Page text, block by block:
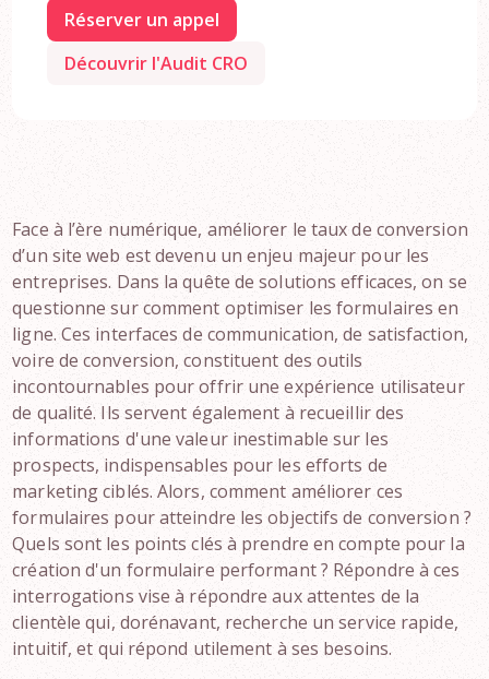
Réserver un appel
Découvrir l'Audit CRO
Face à l’ère numérique, améliorer le taux de conversion
d’un site web est devenu un enjeu majeur pour les
entreprises. Dans la quête de solutions efficaces, on se
questionne sur comment optimiser les formulaires en
ligne. Ces interfaces de communication, de satisfaction,
voire de conversion, constituent des outils
incontournables pour offrir une expérience utilisateur
de qualité. Ils servent également à recueillir des
informations d'une valeur inestimable sur les
prospects, indispensables pour les efforts de
marketing ciblés. Alors, comment améliorer ces
formulaires pour atteindre les objectifs de conversion ?
Quels sont les points clés à prendre en compte pour la
création d'un formulaire performant ? Répondre à ces
interrogations vise à répondre aux attentes de la
clientèle qui, dorénavant, recherche un service rapide,
intuitif, et qui répond utilement à ses besoins.